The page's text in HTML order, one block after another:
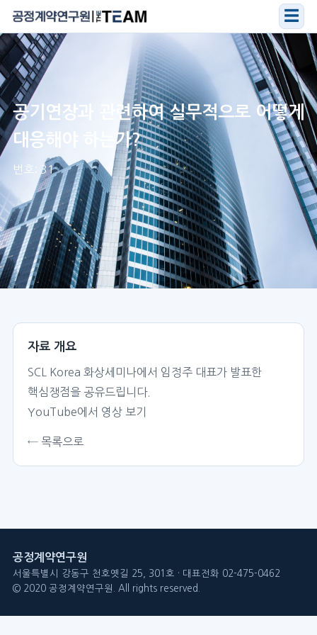
☰
공기연장과 관련하여 실무적으로 어떻게
대응해야 하는가?
번호: 31
자료 개요
SCL Korea 화상세미나에서 임정주 대표가 발표한
핵심쟁점을 공유드립니다.
YouTube에서 영상 보기
← 목록으로
공정계약연구원
서울특별시 강동구 천호옛길 25, 301호 · 대표전화 02-475-0462
© 2020 공정계약연구원. All rights reserved.